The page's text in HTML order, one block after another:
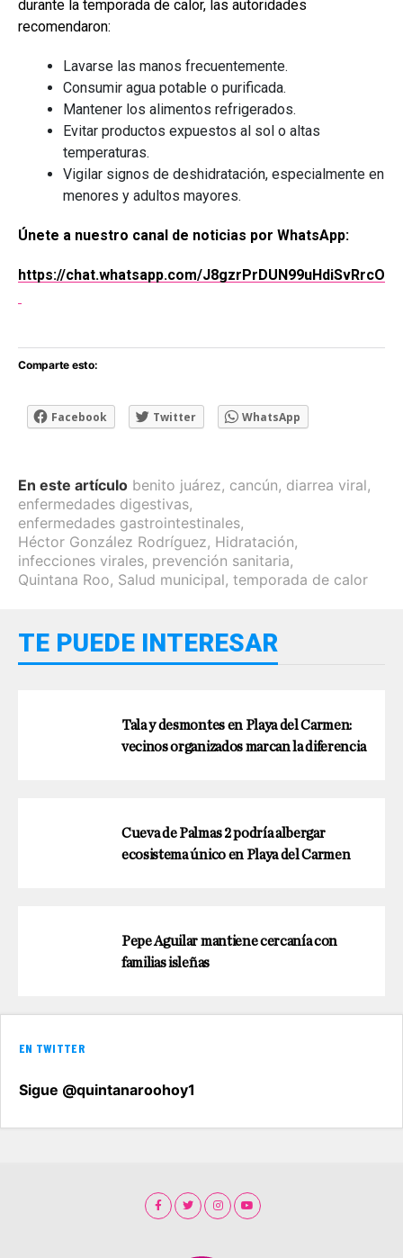
durante la temporada de calor, las autoridades
recomendaron:
Lavarse las manos frecuentemente.
Consumir agua potable o purificada.
Mantener los alimentos refrigerados.
Evitar productos expuestos al sol o altas
temperaturas.
Vigilar signos de deshidratación, especialmente en
menores y adultos mayores.
Únete a nuestro canal de noticias por WhatsApp:
https://chat.whatsapp.com/J8gzrPrDUN99uHdiSvRrcO
Comparte esto:
Facebook Twitter WhatsApp
En este artículo benito juárez, cancún, diarrea viral,
enfermedades digestivas,
enfermedades gastrointestinales,
Héctor González Rodríguez, Hidratación,
infecciones virales, prevención sanitaria,
Quintana Roo, Salud municipal, temporada de calor
TE PUEDE INTERESAR
Tala y desmontes en Playa del Carmen:
vecinos organizados marcan la diferencia
Cueva de Palmas 2 podría albergar
ecosistema único en Playa del Carmen
Pepe Aguilar mantiene cercanía con
familias isleñas
EN TWITTER
Sigue @quintanaroohoy1